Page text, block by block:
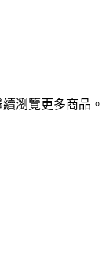
瀏覽更多商品。